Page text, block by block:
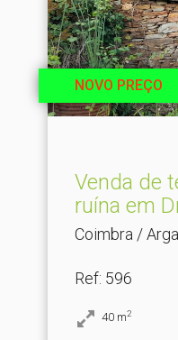
NOVO PREÇO
Venda de
ruína em
Coimbra /
Ref: 596
40 m2